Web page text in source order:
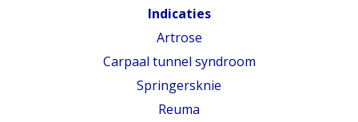
Indicaties
Artrose
Carpaal tunnel syndroom
Springersknie
Reuma